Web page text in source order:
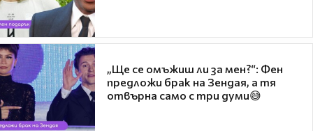
„Ще се омъжиш ли за мен?“: Фен
предложи брак на Зендая, а тя
отвърна само с три думи😅